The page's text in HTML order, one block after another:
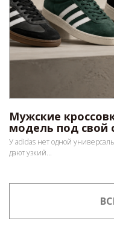
Мужские
модель под свой
У adidas нет одной
дают узкий...